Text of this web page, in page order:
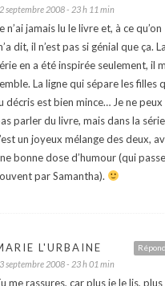
septembre 2008 - 23 h 11 min
n’ai jamais lu le livre et, à ce qu’on
dit, il n’est pas si génial que ça. La
en a été inspirée seulement, il
La ligne qui sépare les filles
décris est bien mince… Je ne peux
parler du livre, mais dans la
un joyeux mélange des deux,
bonne dose d’humour (qui passe
par Samantha).
L'URBAINE
septembre 2008 - 23 h 01 min
me rassures, car plus je le lis, plus